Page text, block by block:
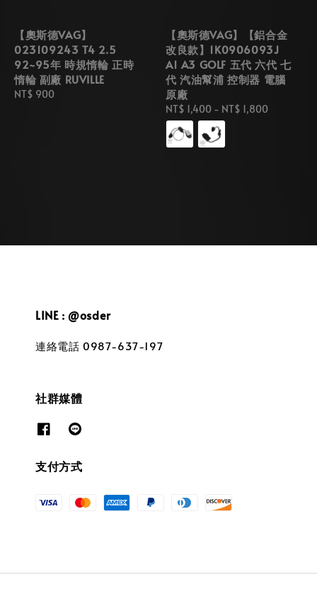
【奧斯德VAG】
023109243 T4 2.5
92~95年 時規惰輪 正時
惰輪 副廠 RUVILLE
Regular
NT$ 900
【奧斯德VAG】【鋁合金
改良款】1K0906093J
A1 A3 GOLF 五代 六代 七
代 汽油幫浦 控制器 電腦
原廠
Regular
price
NT$ 1,400 - NT$ 1,800
LINE : @osder
連絡電話 0987-637-197
社群媒體
支付方式